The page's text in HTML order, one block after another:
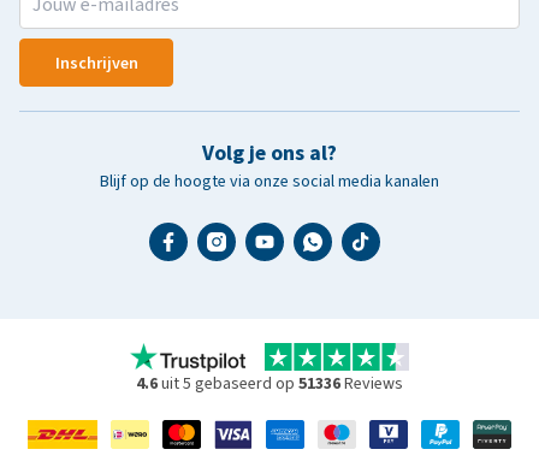
Inschrijven
Volg je ons al?
Blijf op de hoogte via onze social media kanalen
4.6uit 5 gebaseerd op 51336Reviews